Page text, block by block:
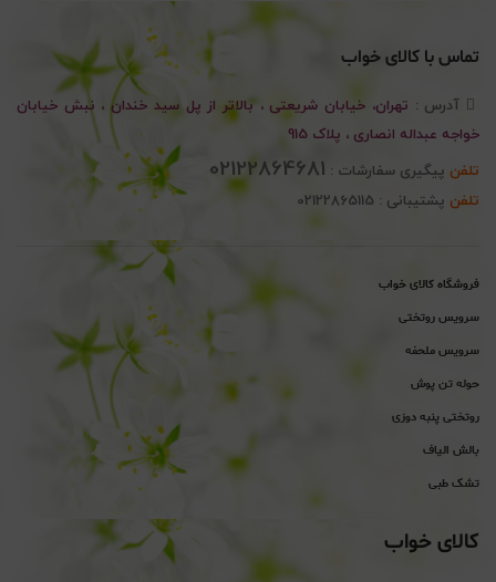
تماس با کالای خواب
آدرس : تهران، خیابان شریعتی ، بالاتر از پل سید خندان ، نبش خیابان
خواجه عبداله انصاری ، پلاک 915
تلفن پیگیری سفارشات : 02122864681
تلفن پشتیبانی : 02122865115
فروشگاه کالای خواب
سرویس روتختی
سرویس ملحفه
حوله تن پوش
روتختی پنبه دوزی
بالش الیاف
تشک طبی
کالای خواب